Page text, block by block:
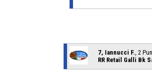
7, Iannucci F. , 2
RR Retail Galli Bk